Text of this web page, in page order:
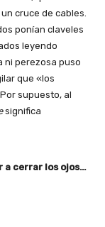
cruce de cables.
ponían claveles
leyendo
ni perezosa puso
que «los
supuesto, al
significa
a cerrar los ojos…